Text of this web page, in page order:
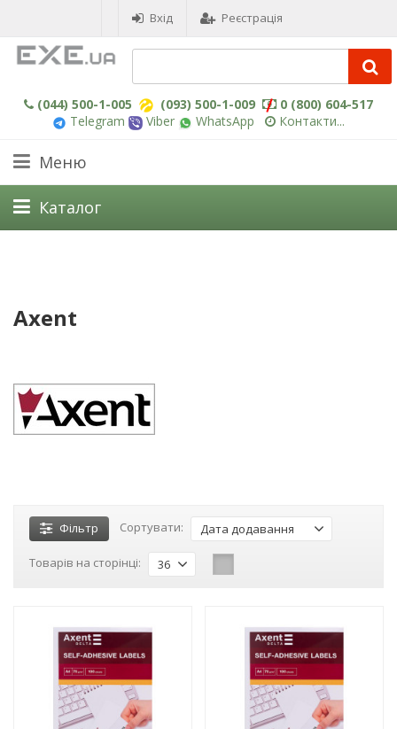
Вхід Реєстрація
(044) 500-1-005 (093) 500-1-009
0 (800) 604-517
Telegram
Viber WhatsApp Контакти...
Меню
Каталог
Axent
Фільтр Сортувати: Дата додавання
Товарів на сторінці: 36